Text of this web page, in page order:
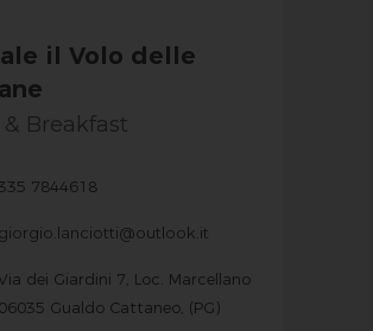
il Volo delle
& Breakfast
335 7844618
giorgio.lanciotti@outlook.it
dei Giardini 7, Loc. Marcellano
06035 Gualdo Cattaneo, (PG)